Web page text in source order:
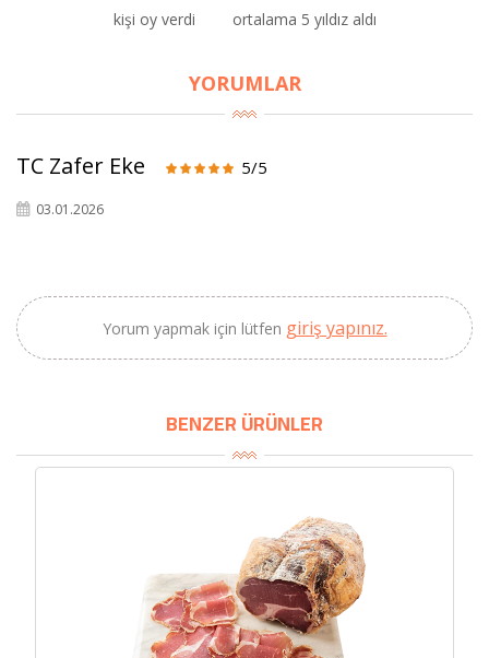
kişi oy verdi ortalama 5 yıldız aldı
YORUMLAR
TC Zafer Eke 5/5
03.01.2026
Yorum yapmak için lütfen giriş yapınız.
BENZER ÜRÜNLER
BU HAFTANIN PLANLI İNDİRİMİ
2320,00 TL
2100,00 TL
Sızma Zeytinyağı
SEPETE EKLE